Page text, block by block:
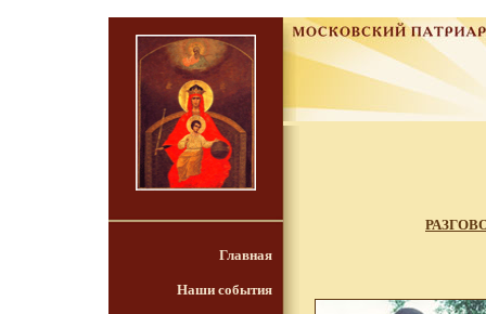
Главная
Наши события